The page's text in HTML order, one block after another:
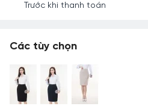
Trước khi thanh toán
Các tùy chọn